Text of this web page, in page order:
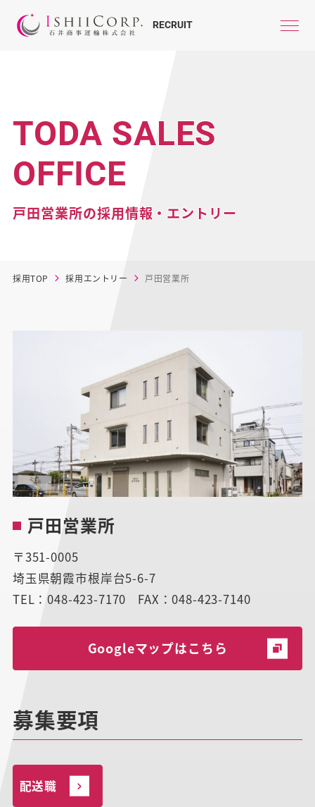
RECRUIT
TODA SALES
OFFICE
戸田営業所の採用情報・エントリー
採用TOP 採用エントリー 戸田営業所
戸田営業所
〒351-0005
埼玉県朝霞市根岸台5-6-7
TEL：048-423-7170
FAX：048-423-7140
Googleマップはこちら
募集要項
配送職